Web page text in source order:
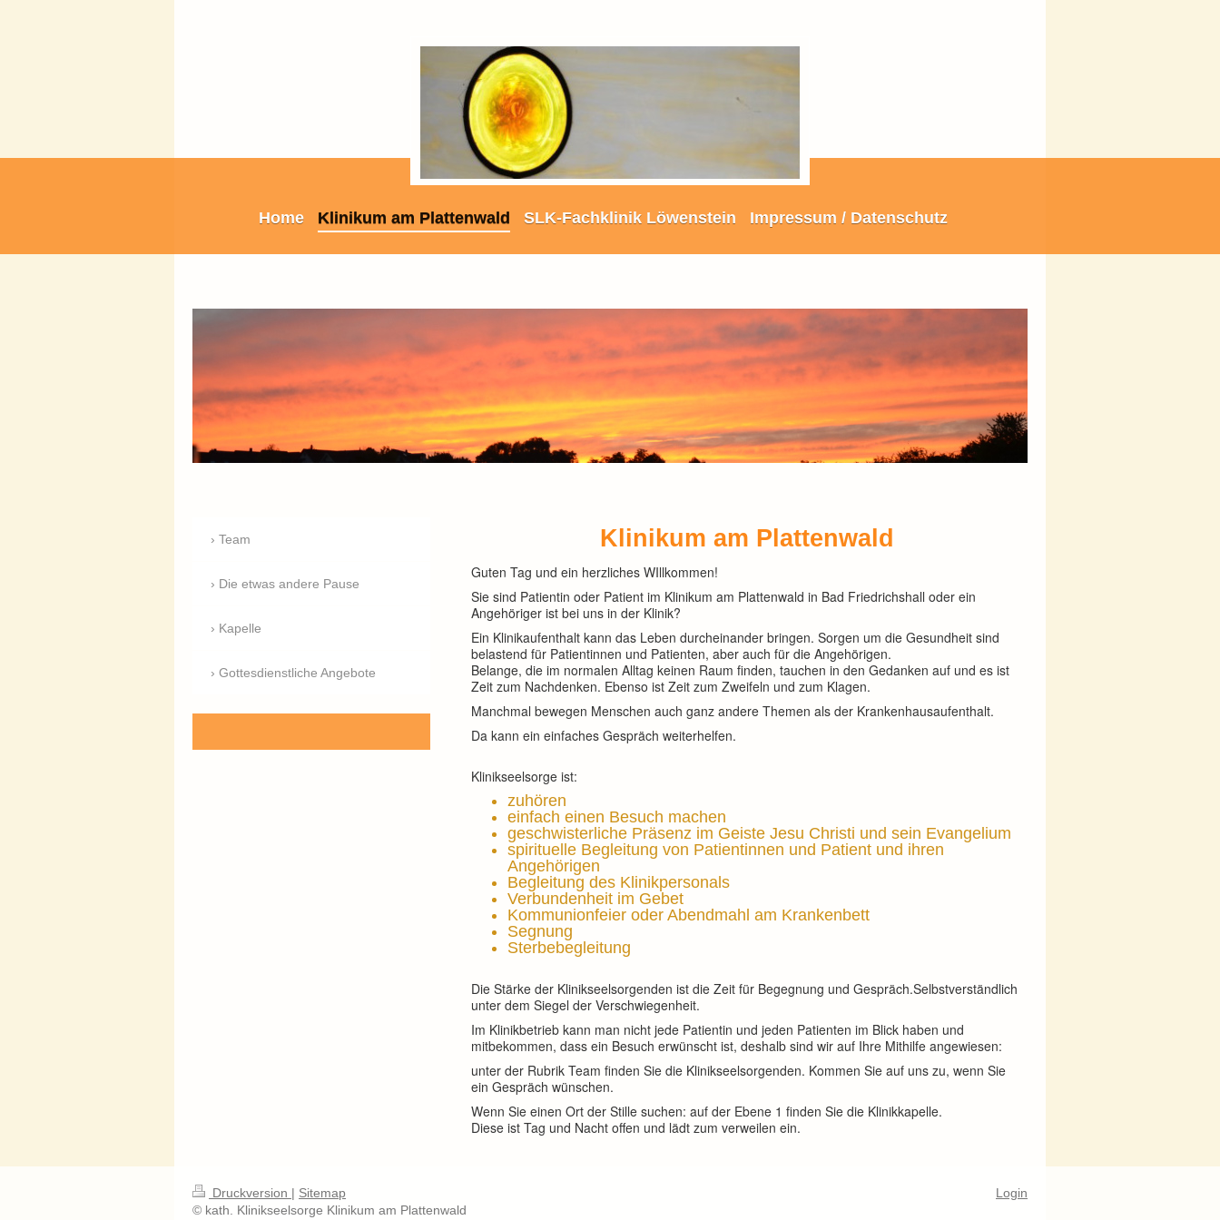
Home Klinikum am Plattenwald SLK-Fachklinik Löwenstein Impressum / Datenschutz
Klinikum am Plattenwald
Guten Tag und ein herzliches WIllkommen!
Sie sind Patientin oder Patient im Klinikum am Plattenwald in Bad Friedrichshall oder ein
Angehöriger ist bei uns in der Klinik?
Ein Klinikaufenthalt kann das Leben durcheinander bringen. Sorgen um die Gesundheit sind
belastend für Patientinnen und Patienten, aber auch für die Angehörigen.
Belange, die im normalen Alltag keinen Raum finden, tauchen in den Gedanken auf und es ist
Zeit zum Nachdenken. Ebenso ist Zeit zum Zweifeln und zum Klagen.
Manchmal bewegen Menschen auch ganz andere Themen als der Krankenhausaufenthalt.
Da kann ein einfaches Gespräch weiterhelfen.
Klinikseelsorge ist:
zuhören
einfach einen Besuch machen
geschwisterliche Präsenz im Geiste Jesu Christi und sein Evangelium
spirituelle Begleitung von Patientinnen und Patient und ihren
Angehörigen
Begleitung des Klinikpersonals
Verbundenheit im Gebet
Kommunionfeier oder Abendmahl am Krankenbett
Segnung
Sterbebegleitung
Die Stärke der Klinikseelsorgenden ist die Zeit für Begegnung und Gespräch.Selbstverständlich
unter dem Siegel der Verschwiegenheit.
Im Klinikbetrieb kann man nicht jede Patientin und jeden Patienten im Blick haben und
mitbekommen, dass ein Besuch erwünscht ist, deshalb sind wir auf Ihre Mithilfe angewiesen:
unter der Rubrik Team finden Sie die Klinikseelsorgenden. Kommen Sie auf uns zu, wenn Sie
ein Gespräch wünschen.
Wenn Sie einen Ort der Stille suchen: auf der Ebene 1 finden Sie die Klinikkapelle.
Diese ist Tag und Nacht offen und lädt zum verweilen ein.
Team
Die etwas andere Pause
Kapelle
Gottesdienstliche Angebote
Druckversion | Sitemap
© kath. Klinikseelsorge Klinikum am Plattenwald
Login